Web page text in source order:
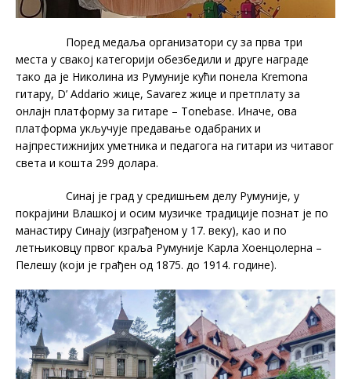
Поред медаља организатори су за прва три
места у свакој категорији обезбедили и друге награде
тако да је Николина из Румуније кући понела Kremona
гитару, D’ Addario жице, Savarez жице и претплату за
онлајн платформу за гитаре – Tonebase. Иначе, ова
платформа укључује предавање одабраних и
најпрестижнијих уметника и педагога на гитари из читавог
света и кошта 299 долара.
Синај је град у средишњем делу Румуније, у
покрајини Влашкој и осим музичке традиције познат је по
манастиру Синају (изграђеном у 17. веку), као и по
летњиковцу првог краља Румуније Карла Хоенцолерна –
Пелешу (који је грађен од 1875. до 1914. године).